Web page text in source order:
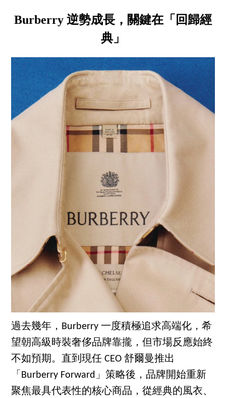
Burberry 逆勢成長，關鍵在「回歸經
典」
過去幾年，Burberry 一度積極追求高端化，希
望朝高級時裝奢侈品牌靠攏，但市場反應始終
不如預期。直到現任 CEO 舒爾曼推出
「Burberry Forward」策略後，品牌開始重新
聚焦最具代表性的核心商品，從經典的風衣、